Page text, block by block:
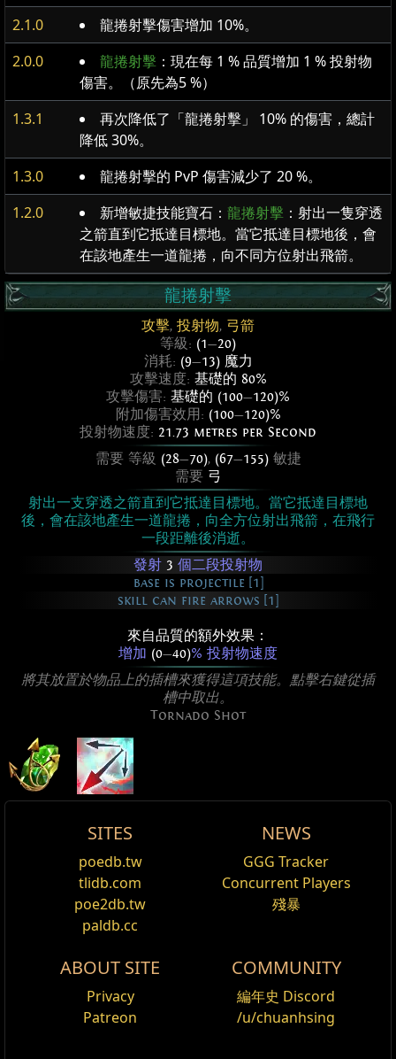
2.1.0
龍捲射擊傷害增加 10%。
2.0.0
龍捲射擊 ：現在每 1 % 品質增加 1 % 投射物
傷害。（原先為5 %）
1.3.1
再次降低了「龍捲射擊」 10% 的傷害，總計
降低 30%。
1.3.0
龍捲射擊的 PvP 傷害減少了 20 %。
1.2.0
新增敏捷技能寶石： 龍捲射擊 ：射出一隻穿透
之箭直到它抵達目標地。當它抵達目標地後，會
在該地產生一道龍捲，向不同方位射出飛箭。
龍捲射擊
攻擊, 投射物, 弓箭
等級: (1—20)
消耗: (9—13) 魔力
攻擊速度: 基礎的 80%
攻擊傷害: 基礎的 (100—120)%
附加傷害效用: (100—120)%
投射物速度: 21.73 metres per Second
需要 等級 (28—70), (67—155)敏捷
需要 弓
射出一支穿透之箭直到它抵達目標地。當它抵達目標地
後，會在該地產生一道龍捲，向全方位射出飛箭，在飛行
一段距離後消逝。
發射 3 個二段投射物
base is projectile [1]
skill can fire arrows [1]
來自品質的額外效果：
增加 (0—40)% 投射物速度
將其放置於物品上的插槽來獲得這項技能。點擊右鍵從插
槽中取出。
Tornado Shot
能, 圖騰技能, 範圍攻擊, 技能可幻影射手, 可觸發
輔助任何可擊中敵人的技能。
啟發輔助
輔助任何技能。召喚物、圖騰、陷阱和地雷無法獲得
龍捲射擊外觀,隱忍
將技能「龍捲射擊」的特效替換為夜風。
龍捲射擊外觀,水晶
將技能「龍捲射擊」的特效替換為珀潔冰晶。
生命%
幽魂
奧拉．烏娜
安斯利．瓦里奇
Tornado Shot
Tornado Shotis a bow attack skill which fires a
piercing shot that releases projectiles in all directions
projectiles fade over time.
Skill functions and interactions
SITES
poedb.tw
tlidb.com
poe2db.tw
paldb.cc
NEWS
GGG Tracker
Concurrent Players
殘暴
ABOUT SITE
Privacy
Patreon
COMMUNITY
編年史 Discord
/u/chuanhsing